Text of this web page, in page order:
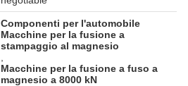
Componenti per l'automobile
Macchine per la fusione a
stampaggio al magnesio
Macchine per la fusione a fuso a
magnesio a 8000 kN